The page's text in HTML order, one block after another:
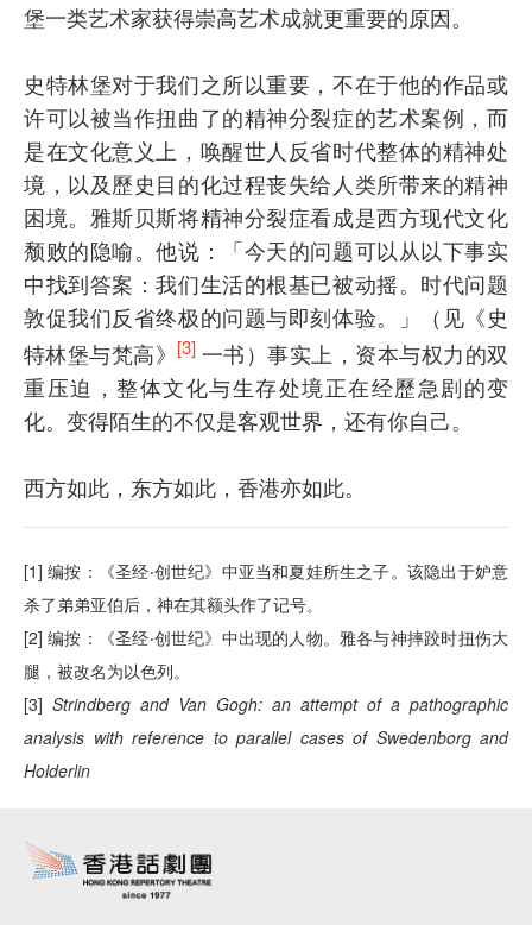
堡一类艺术家获得崇高艺术成就更重要的原因。
史特林堡对于我们之所以重要，不在于他的作品或
许可以被当作扭曲了的精神分裂症的艺术案例，而
是在文化意义上，唤醒世人反省时代整体的精神处
境，以及歷史目的化过程丧失给人类所带来的精神
困境。雅斯贝斯将精神分裂症看成是西方现代文化
颓败的隐喻。他说：「今天的问题可以从以下事实
中找到答案：我们生活的根基已被动摇。时代问题
敦促我们反省终极的问题与即刻体验。」（见《史
特林堡与梵高》 [3] 一书）事实上，资本与权力的双
重压迫，整体文化与生存处境正在经歷急剧的变
化。变得陌生的不仅是客观世界，还有你自己。
西方如此，东方如此，香港亦如此。
[1] 编按：《圣经‧创世纪》中亚当和夏娃所生之子。该隐出于妒意
杀了弟弟亚伯后，神在其额头作了记号。
[2] 编按：《圣经‧创世纪》中出现的人物。雅各与神摔跤时扭伤大
腿，被改名为以色列。
[3] Strindberg and Van Gogh: an attempt of a pathographic
analysis with reference to parallel cases of Swedenborg and
Holderlin